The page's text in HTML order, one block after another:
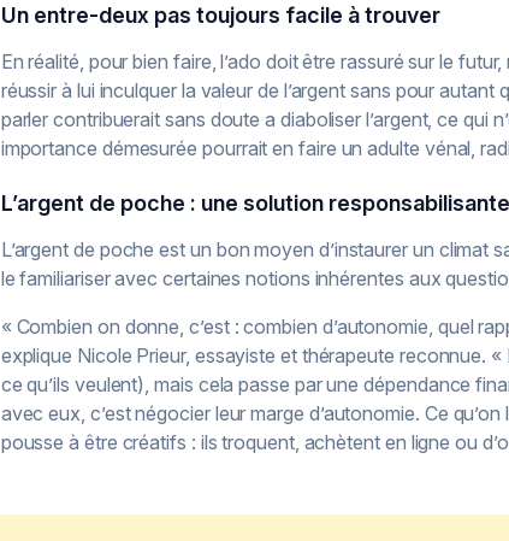
Un entre-deux pas toujours facile à trouver
En réalité, pour bien faire, l’ado doit être rassuré sur le
réussir à lui inculquer la valeur de l’argent sans pour
parler contribuerait sans doute a diaboliser l’argent, ce qui
importance démesurée pourrait en faire un adulte vénal,
L’argent de poche : une solution responsabilisante
L’argent de poche est un bon moyen d’instaurer un climat
le familiariser avec certaines notions inhérentes aux
« Combien on donne, c’est : combien d’autonomie, quel
explique Nicole Prieur, essayiste et thérapeute reconnue.
ce qu’ils veulent), mais cela passe par une dépendance
avec eux, c’est négocier leur marge d’autonomie. Ce
pousse à être créatifs : ils troquent, achètent en ligne ou